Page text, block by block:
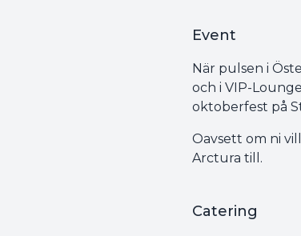
Event
När pulsen i
och i VIP-
oktoberfest på
Oavsett om ni
Arctura till.
Catering